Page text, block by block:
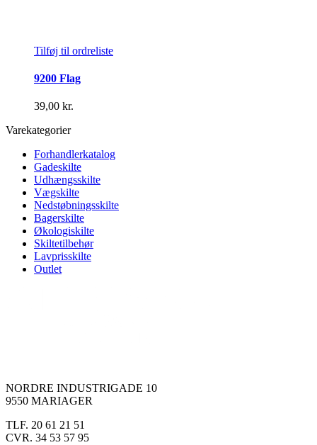
Tilføj til ordreliste
9200 Flag
39,00 kr.
Varekategorier
Forhandlerkatalog
Gadeskilte
Udhængsskilte
Vægskilte
Nedstøbningsskilte
Bagerskilte
Økologiskilte
Skiltetilbehør
Lavprisskilte
Outlet
NORDRE INDUSTRIGADE 10
9550 MARIAGER
TLF. 20 61 21 51
CVR. 34 53 57 95